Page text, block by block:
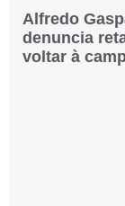
Alfredo
denuncia
voltar à